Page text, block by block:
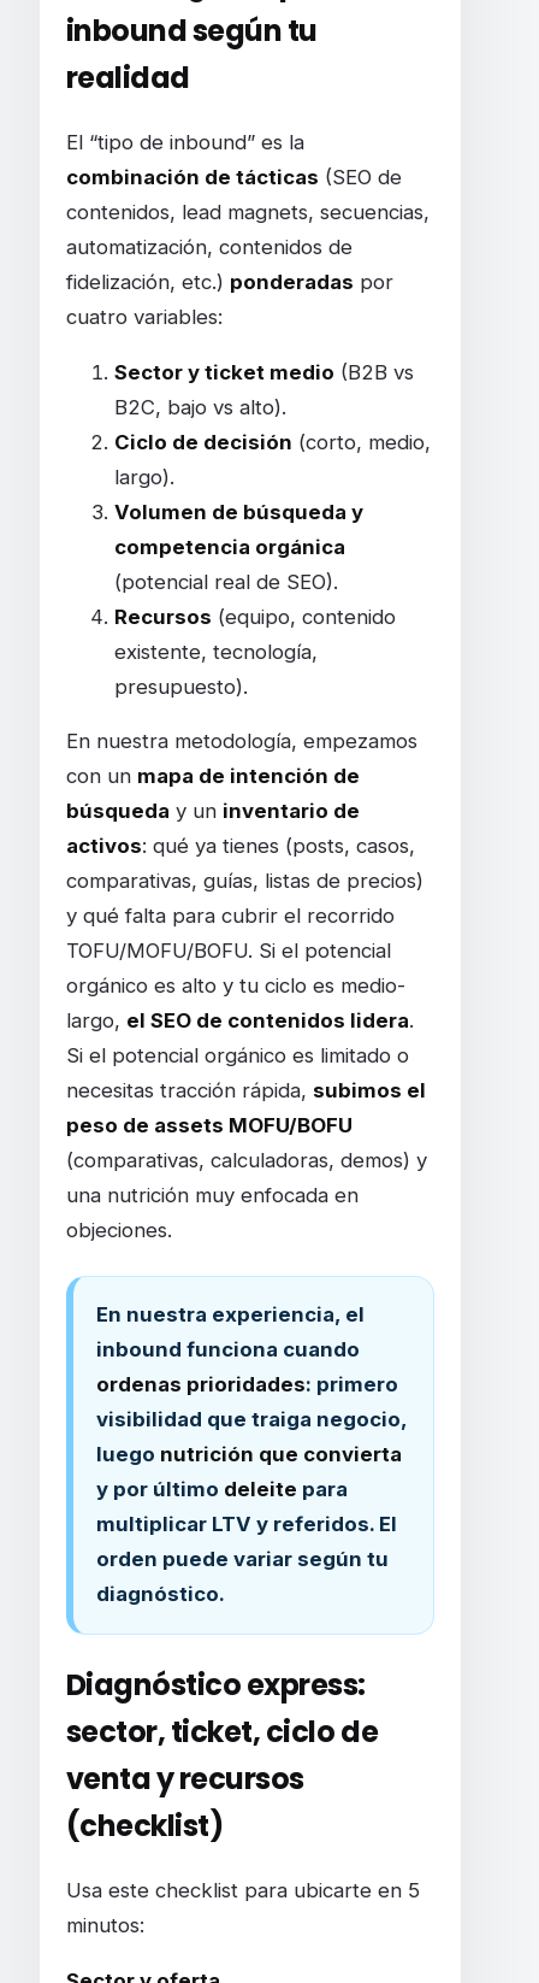
inboundsegún tu
realidad
El “tipo de inbound” es la
combinación de tácticas (SEO de
contenidos, lead magnets, secuencias,
automatización, contenidos de
fidelización, etc.) ponderadas por
cuatro variables:
Sector y ticket medio (B2B vs
B2C, bajo vs alto).
Ciclo de decisión (corto, medio,
largo).
Volumen de búsqueda y
competencia orgánica
(potencial real de SEO).
Recursos (equipo, contenido
existente, tecnología,
presupuesto).
En nuestra metodología, empezamos
con un mapa de intención de
búsqueda y un inventario de
activos: qué ya tienes (posts, casos,
comparativas, guías, listas de precios)
y qué falta para cubrir el recorrido
TOFU/MOFU/BOFU. Si el potencial
orgánico es alto y tu ciclo es medio-
largo, el SEO de contenidos lidera.
Si el potencial orgánico es limitado o
necesitas tracción rápida, subimos el
peso de assets MOFU/BOFU
(comparativas, calculadoras, demos) y
una nutrición muy enfocada en
objeciones.
En nuestra experiencia, el
inbound funciona cuando
ordenas prioridades: primero
visibilidad que traiga negocio,
luego nutrición que convierta
y por último deleite para
multiplicar LTV y referidos. El
orden puede variar según tu
diagnóstico.
Diagnóstico express:
sector, ticket, ciclo de
venta y recursos
(checklist)
Usa este checklist para ubicarte en 5
minutos: